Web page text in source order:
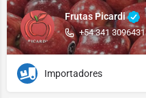
Frutas Picardi
+54 341 3096431
Importadores